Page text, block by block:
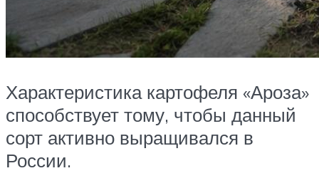
Характеристика картофеля «Ароза»
способствует тому, чтобы данный
сорт активно выращивался в
России.